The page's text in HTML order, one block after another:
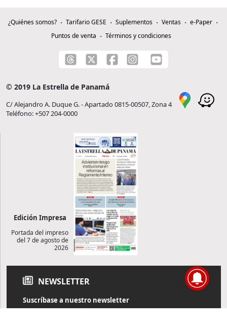
¿Quiénes somos? Tarifario GESE Suplementos Ventas
e-Paper
Puntos de venta
Términos y condiciones
© 2019 La Estrella de Panamá
C/ Alejandro A. Duque G. - Apartado 0815-00507, Zona 4
Teléfono: +507 204-0000
Edición Impresa
Portada del impreso
del 7 de agosto de
2026
NEWSLETTER
Suscríbase a nuestro newsletter
Reciba diariamente información de actualidad directamente en